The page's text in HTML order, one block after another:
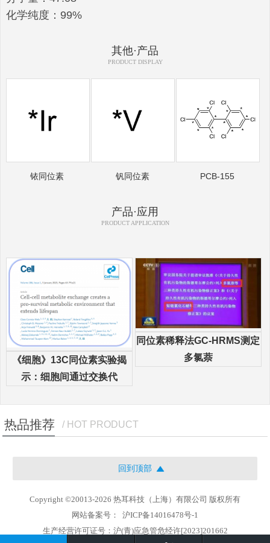
化学纯度：99%
其他·产品
PRODUCT DISPLAY
铱同位素 钒同位素 PCB-155
产品·应用
PRODUCT APPLICATION
《细胞》13C同位素实验揭
示：细胞间通过交换代
同位素稀释法GC-HRMS测定
多氯萘
热品推荐 / HOT PRODUCT
回到顶部
Copyright ©20013-2026 热耳科技（上海）有限公司 版权所有
网站备案号：
沪ICP备14016478号-1
生产经营许可证号：沪(青)应急管危经许[2023]201662